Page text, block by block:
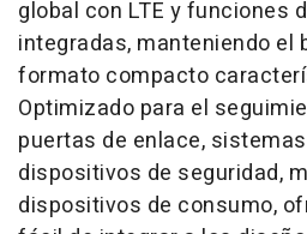
global con LTE y funciones
integradas, manteniendo el
formato compacto
Optimizado para el
puertas de enlace,
dispositivos de seguridad,
dispositivos de consumo,